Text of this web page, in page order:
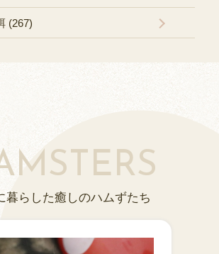
(267)
暮らした癒しのハムずたち